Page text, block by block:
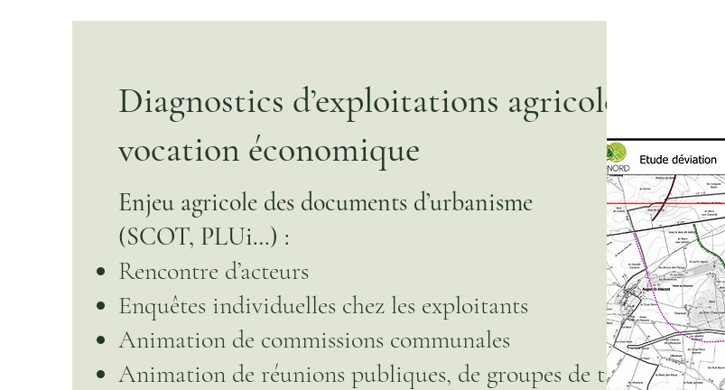
Diagnostics d’exploitations agricoles à
vocation économique
Enjeu agricole des documents d’urbanisme
(SCOT, PLUi…) :​
Rencontre d’acteurs
Enquêtes individuelles chez les exploitants
Animation de commissions communales
Animation de réunions publiques, de groupes de travail…